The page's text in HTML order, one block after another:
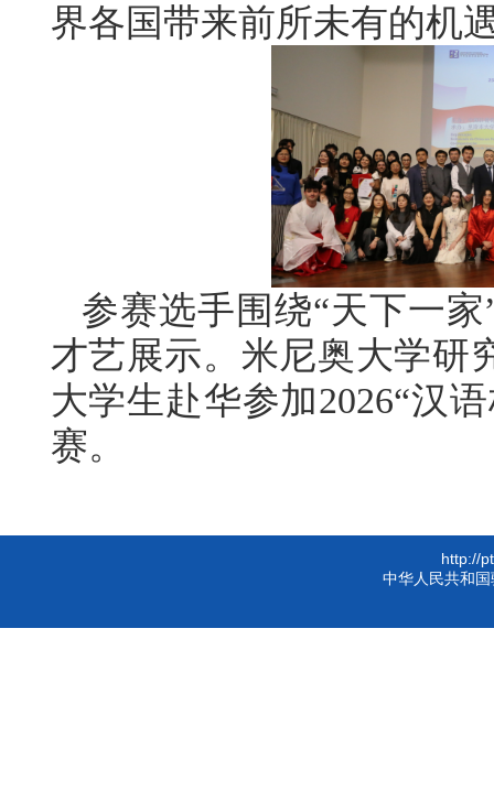
界各国带来前所未有的机
参赛选手围绕“天下一
才艺展示。 米尼奥大学研
大学生赴华参加2026“汉
赛。
http://
中华人民共和